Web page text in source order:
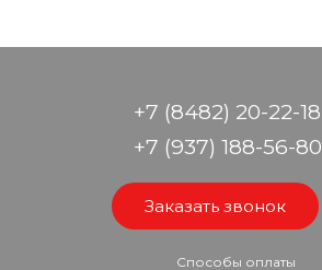
+7 (8482) 20-22-18
+7 (937) 188-56-80
Заказать звонок
Способы оплаты